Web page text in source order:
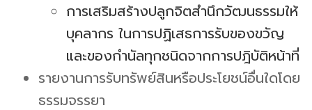
การเสริมสร้างปลูกจิตสำนึกวัฒนธรรมให้
บุคลากร ในการปฏิเสธการรับของขวัญ
และของกำนัลทุกชนิดจากการปฎิบัติหน้าที่
รายงานการรับทรัพย์สินหรือประโยชน์อื่นใดโดย
ธรรมจรรยา